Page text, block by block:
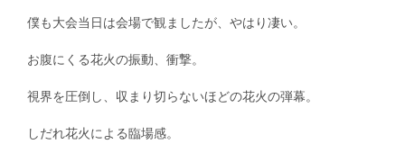
僕も大会当日は会場で観ましたが、やはり凄い。
お腹にくる花火の振動、衝撃。
視界を圧倒し、収まり切らないほどの花火の弾幕。
しだれ花火による臨場感。